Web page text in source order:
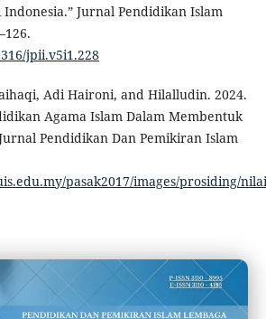
Jurnal Pendidikan Islam
jpii.v5i1.228
Adi Haironi, and Hilalludin. 2024.
Agama Islam Dalam Membentuk
Pendidikan Dan Pemikiran Islam
pasak2017/images/prosiding/